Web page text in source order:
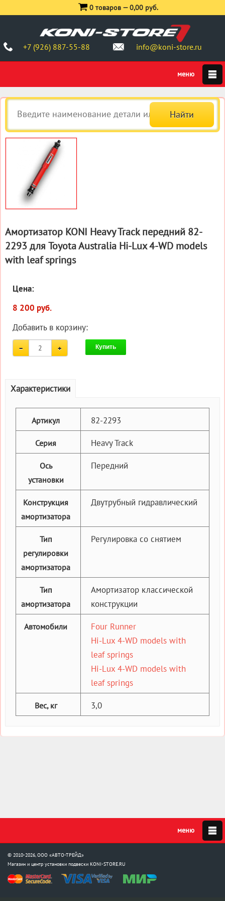
+7 (926) 887-55-88 info@koni-store.ru
0 товаров —0,00 руб.
Амортизатор KONI Heavy Track передний 82-
2293 для Toyota Australia Hi-Lux 4-WD models
with leaf springs
Цена:
8 200 руб.
Добавить в корзину:
Купить
Характеристики
Артикул 82-2293
Серия Heavy Track
Ось
установки
Передний
Конструкция
амортизатора
Двутрубный гидравлический
Тип
регулировки
амортизатора
Регулировка со снятием
Тип
амортизатора
Амортизатор классической
конструкции
Автомобили
Four Runner
Hi-Lux 4-WD models with
leaf springs
Hi-Lux 4-WD models with
leaf springs
Вес, кг 3,0
© 2010-2026, ООО «АВТО-ТРЕЙД»
Магазин и центр установки подвески KONI-STORE.RU